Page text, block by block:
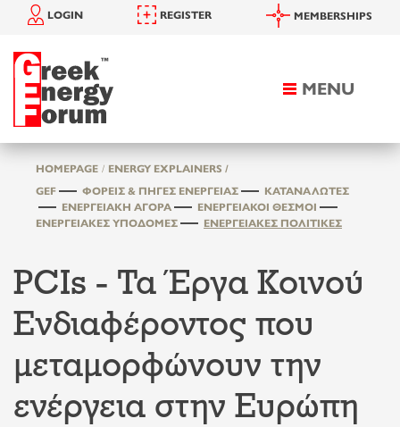
Toggle
MENU
LOGIN REGISTER MEMBERSHIPS
HOMEPAGE
ENERGY EXPLAINERS /
GEF
ΦΟΡΕΊΣ & ΠΗΓΈΣ ΕΝΈΡΓΕΙΑΣ
ΚΑΤΑΝΑΛΩΤΈΣ
ΕΝΕΡΓΕΙΑΚΉ ΑΓΟΡΆ
ΕΝΕΡΓΕΙΑΚΟΊ ΘΕΣΜΟΊ
ΕΝΕΡΓΕΙΑΚΈΣ ΥΠΟΔΟΜΈΣ
ΕΝΕΡΓΕΙΑΚΈΣ ΠΟΛΙΤΙΚΈΣ
PCIs - Τα Έργα Κοινού
Ενδιαφέροντος που
μεταμορφώνουν την
ενέργεια στην Ευρώπη